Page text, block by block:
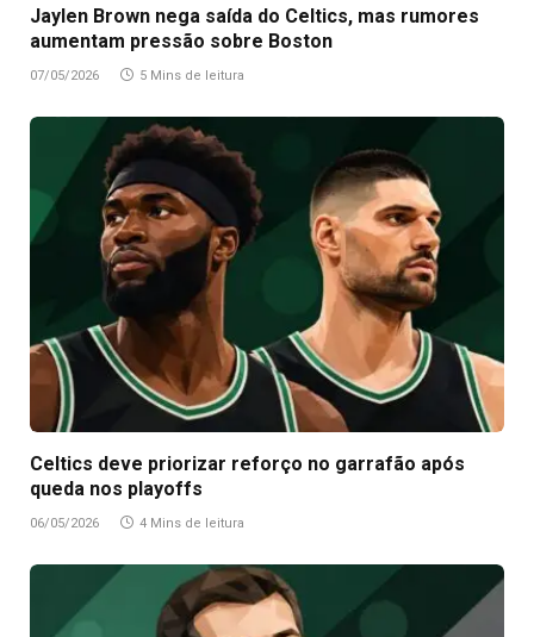
Jaylen Brown nega saída do Celtics, mas rumores
aumentam pressão sobre Boston
07/05/2026 5 Mins de leitura
Celtics deve priorizar reforço no garrafão após
queda nos playoffs
06/05/2026 4 Mins de leitura